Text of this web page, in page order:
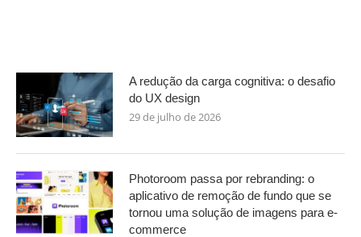
A redução da carga cognitiva: o desafio
do UX design
29 de julho de 2026
Photoroom passa por rebranding: o
aplicativo de remoção de fundo que se
tornou uma solução de imagens para e-
commerce